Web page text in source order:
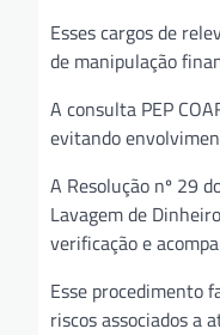
Esses cargos de
de manipulação
A consulta PEP
evitando
A Resolução nº 29
Lavagem de
verificação e
Esse procedimento
riscos associados a